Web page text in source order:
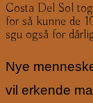
Costa Del Sol
for så kunne de
sgu også for
Nye
vil erkende